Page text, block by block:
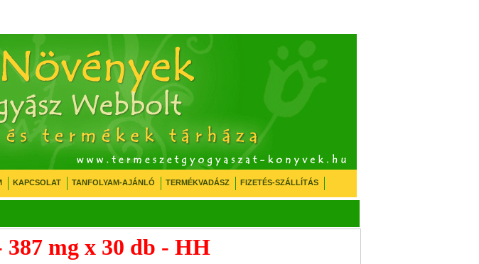
KAPCSOLAT TANFOLYAM-AJÁNLÓ TERMÉKVADÁSZ FIZETÉS-SZÁLLÍTÁS
mg x 30 db - HH